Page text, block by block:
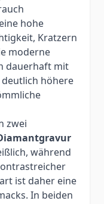
hohe
Kratzern
moderne
dauerhaft mit
höhere
zwei
während
ist daher eine
In beiden